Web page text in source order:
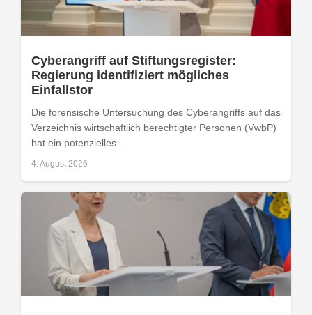
Cyberangriff auf Stiftungsregister:
Regierung identifiziert mögliches
Einfallstor
Die forensische Untersuchung des Cyberangriffs auf das
Verzeichnis wirtschaftlich berechtigter Personen (VwbP)
hat ein potenzielles...
4. August 2026